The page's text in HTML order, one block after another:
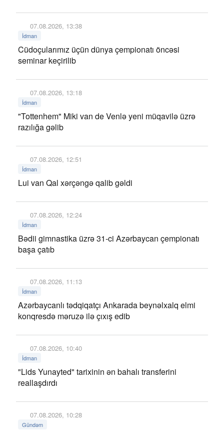
07.08.2026, 13:38
İdman
Cüdoçularımız üçün dünya çempionatı öncəsi
seminar keçirilib
07.08.2026, 13:18
İdman
"Tottenhem" Miki van de Venlə yeni müqavilə üzrə
razılığa gəlib
07.08.2026, 12:51
İdman
Lui van Qal xərçəngə qalib gəldi
07.08.2026, 12:24
İdman
Bədii gimnastika üzrə 31-ci Azərbaycan çempionatı
başa çatıb
07.08.2026, 11:13
İdman
Azərbaycanlı tədqiqatçı Ankarada beynəlxalq elmi
konqresdə məruzə ilə çıxış edib
07.08.2026, 10:40
İdman
"Lids Yunayted" tarixinin ən bahalı transferini
reallaşdırdı
07.08.2026, 10:28
Gündəm